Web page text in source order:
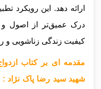
ارائه دهد. این رویکرد
درک عمیق‌تر از اصول و
کیفیت زندگی زناشویی و
مقدمه ای بر کتاب
شهید سید رضا پاک نژاد :